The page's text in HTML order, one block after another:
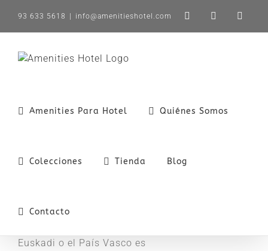
contenido
93 633 5618 info@amenitieshotel.com LinkedIn
X
Amenities Para Hotel Quiénes Somos
Colecciones Tienda Blog
Contacto
Euskadi o el País Vasco es